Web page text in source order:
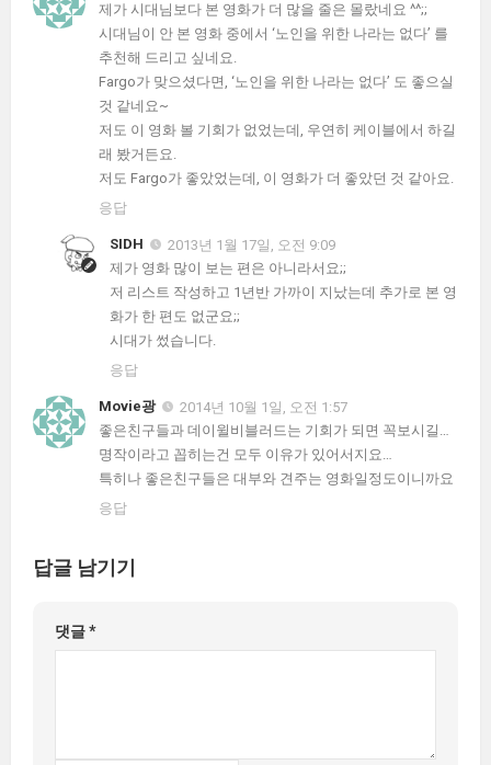
제가 시대님보다 본 영화가 더 많을 줄은 몰랐네요 ^^;;
시대님이 안 본 영화 중에서 ‘노인을 위한 나라는 없다’ 를
추천해 드리고 싶네요.
Fargo가 맞으셨다면, ‘노인을 위한 나라는 없다’ 도 좋으실
것 같네요~
저도 이 영화 볼 기회가 없었는데, 우연히 케이블에서 하길
래 봤거든요.
저도 Fargo가 좋았었는데, 이 영화가 더 좋았던 것 같아요.
응답
SIDH
2013년 1월 17일, 오전 9:09
제가 영화 많이 보는 편은 아니라서요;;
저 리스트 작성하고 1년반 가까이 지났는데 추가로 본 영
화가 한 편도 없군요;;
시대가 썼습니다.
응답
Movie광
2014년 10월 1일, 오전 1:57
좋은친구들과 데이윌비블러드는 기회가 되면 꼭보시길…
명작이라고 꼽히는건 모두 이유가 있어서지요…
특히나 좋은친구들은 대부와 견주는 영화일정도이니까요
응답
답글 남기기
댓글*